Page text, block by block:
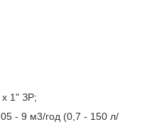
х 1" ЗР;
- 9 м3/год (0,7 - 150 л/